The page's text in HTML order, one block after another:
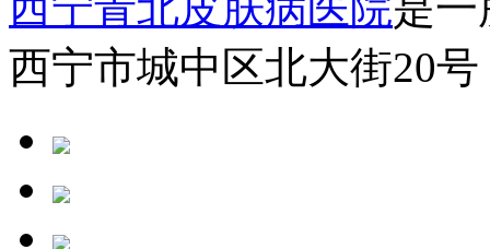
西宁市城中区北大街20